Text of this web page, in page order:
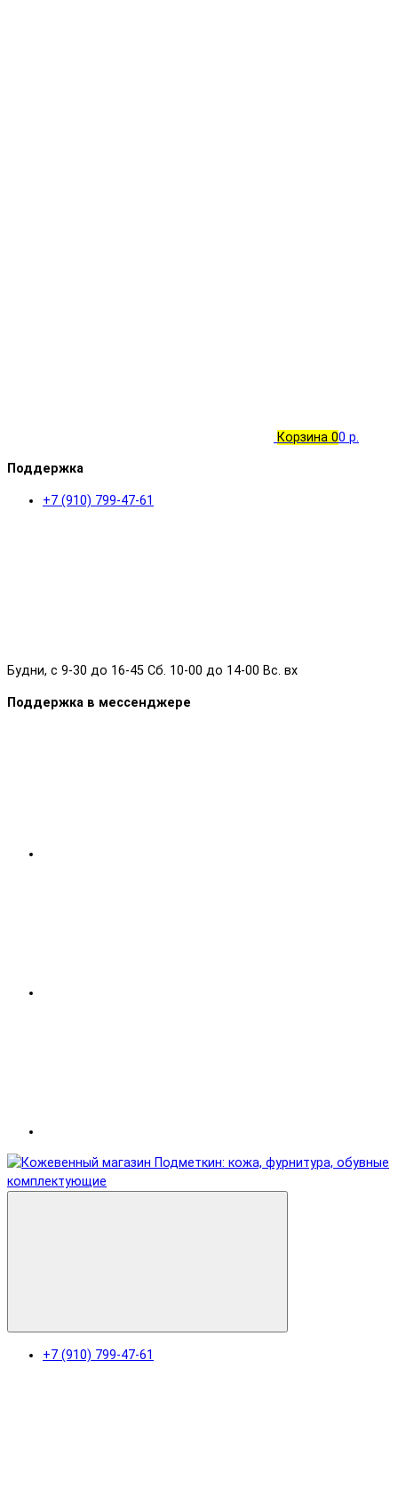
Корзина 00 р.
Поддержка
+7 (910) 799-47-61
Будни, с 9-30 до 16-45 Сб. 10-00 до 14-00 Вс. вх
Поддержка в мессенджере
+7 (910) 799-47-61